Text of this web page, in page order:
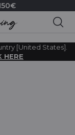
[United States].
HERE